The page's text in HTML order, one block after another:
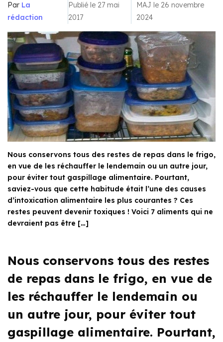
Par La
rédaction
Publié le 27 mai
2017
MAJ le 26 novembre
2024
Nous conservons tous des restes de repas dans le frigo,
en vue de les réchauffer le lendemain ou un autre jour,
pour éviter tout gaspillage alimentaire. Pourtant,
saviez-vous que cette habitude était l’une des causes
d’intoxication alimentaire les plus courantes ? Ces
restes peuvent devenir toxiques ! Voici 7 aliments qui ne
devraient pas être […]
Nous conservons tous des restes
de repas dans le frigo, en vue de
les réchauffer le lendemain ou
un autre jour, pour éviter tout
gaspillage alimentaire. Pourtant,